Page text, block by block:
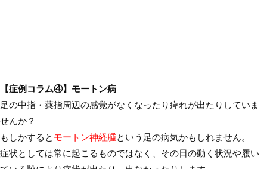
【症例コラム④】モートン病
足の中指・薬指周辺の感覚がなくなったり痺れが出たりしていま
せんか？
もしかすると モートン神経腫という足の病気かもしれません。
症状としては常に起こるものではなく、その日の動く状況や履い